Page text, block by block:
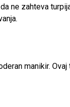
ne zahteva
manikir.